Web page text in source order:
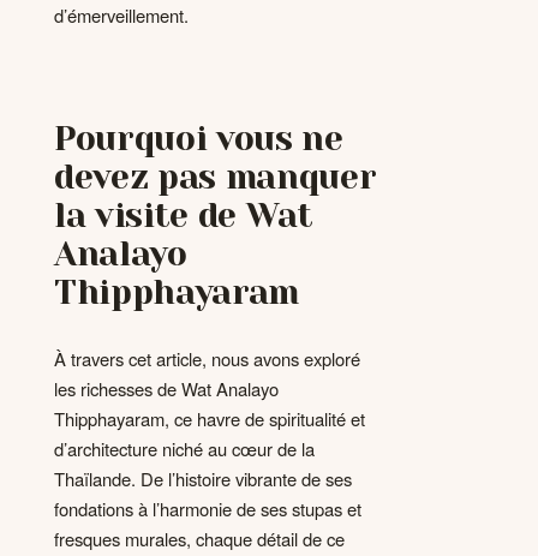
d’émerveillement.
Pourquoi vous ne
devez pas manquer
la visite de Wat
Analayo
Thipphayaram
À travers cet article, nous avons exploré
les richesses de Wat Analayo
Thipphayaram, ce havre de spiritualité et
d’architecture niché au cœur de la
Thaïlande. De l’histoire vibrante de ses
fondations à l’harmonie de ses stupas et
fresques murales, chaque détail de ce